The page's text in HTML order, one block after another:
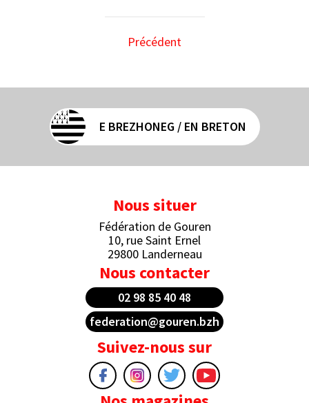
Précédent
E BREZHONEG / EN BRETON
Nous situer
Fédération de Gouren
10, rue Saint Ernel
29800 Landerneau
Nous contacter
02 98 85 40 48
federation@gouren.bzh
Suivez-nous sur